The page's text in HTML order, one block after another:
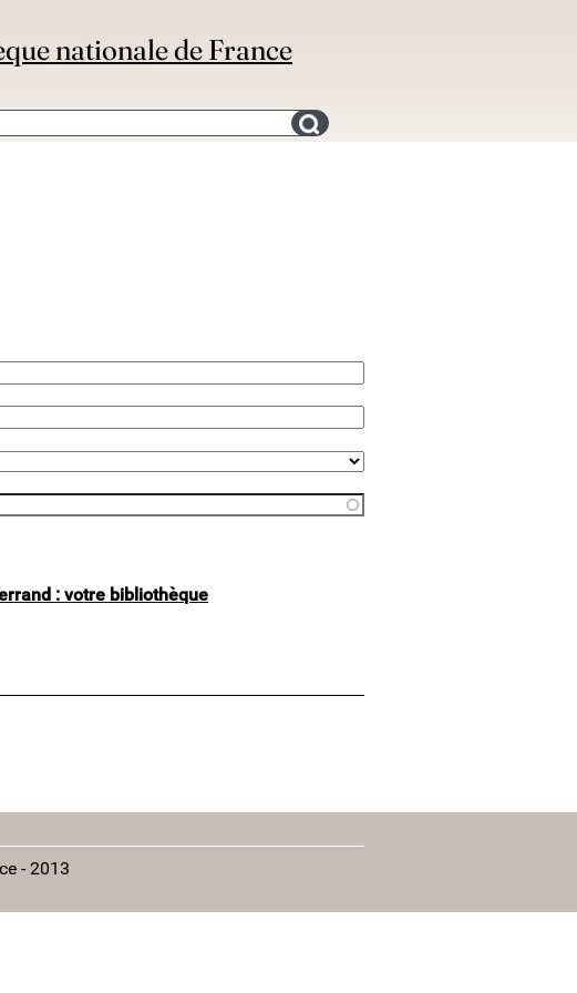
nationale de France
Search for an bibliography
: votre bibliothèque
- 2013